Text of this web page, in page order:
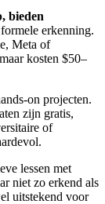
bieden
erkenning.
Meta of
kosten $50–
on projecten.
zijn gratis,
of
lessen met
niet zo erkend als
uitstekend voor